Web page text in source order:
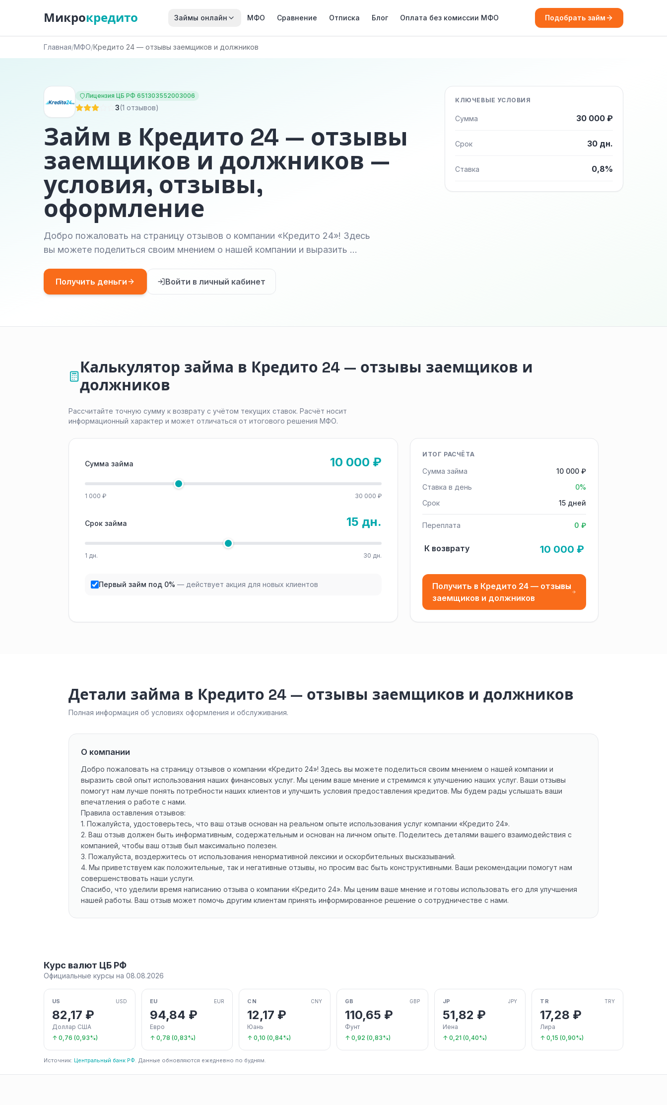
Микрокредито Займы онлайн МФО Сравнение Отписка Блог Оплата без комиссии МФО Подобрать займ
Главная/МФО/Кредито 24 — отзывы заемщиков и должников
Лицензия ЦБ РФ 651303552003006
3(1 отзывов)
Займ в Кредито 24 — отзывы
заемщиков и должников —
условия, отзывы,
оформление
Добро пожаловать на страницу отзывов о компании «Кредито 24»! Здесь
вы можете поделиться своим мнением о нашей компании и выразить …
Получить деньги Войти в личный кабинет
КЛЮЧЕВЫЕ УСЛОВИЯ
Сумма 30 000 ₽
Срок 30 дн.
Ставка 0,8%
Калькулятор займа в Кредито 24 — отзывы заемщиков и
должников
Рассчитайте точную сумму к возврату с учётом текущих ставок. Расчёт носит
информационный характер и может отличаться от итогового решения МФО.
Сумма займа 10 000 ₽
1 000 ₽ 30 000 ₽
Срок займа 15 дн.
1 дн. 30 дн.
Первый займ под 0% — действует акция для новых клиентов
ИТОГ РАСЧЁТА
Сумма займа
10 000 ₽
Ставка в день
0%
Срок
15 дней
Переплата 0 ₽
К возврату 10 000 ₽
Получить в Кредито 24 — отзывы
заемщиков и должников
Детали займа в Кредито 24 — отзывы заемщиков и должников
Полная информация об условиях оформления и обслуживания.
О компании
Добро пожаловать на страницу отзывов о компании «Кредито 24»! Здесь вы можете поделиться своим мнением о нашей компании и
выразить свой опыт использования наших финансовых услуг. Мы ценим ваше мнение и стремимся к улучшению наших услуг. Ваши отзывы
помогут нам лучше понять потребности наших клиентов и улучшить условия предоставления кредитов. Мы будем рады услышать ваши
впечатления о работе с нами.
Правила оставления отзывов:
1. Пожалуйста, удостоверьтесь, что ваш отзыв основан на реальном опыте использования услуг компании «Кредито 24».
2. Ваш отзыв должен быть информативным, содержательным и основан на личном опыте. Поделитесь деталями вашего взаимодействия с
компанией, чтобы ваш отзыв был максимально полезен.
3. Пожалуйста, воздержитесь от использования ненормативной лексики и оскорбительных высказываний.
4. Мы приветствуем как положительные, так и негативные отзывы, но просим вас быть конструктивными. Ваши рекомендации помогут нам
совершенствовать наши услуги.
Спасибо, что уделили время написанию отзыва о компании «Кредито 24». Мы ценим ваше мнение и готовы использовать его для улучшения
нашей работы. Ваш отзыв может помочь другим клиентам принять информированное решение о сотрудничестве с нами.
Курс валют ЦБ РФ
Официальные курсы на 08.08.2026
US USD
82,17 ₽
Доллар США
↑ 0,76 (0,93%)
EU EUR
94,84 ₽
Евро
↑ 0,78 (0,83%)
CN CNY
12,17 ₽
Юань
↑ 0,10 (0,84%)
GB GBP
110,65 ₽
Фунт
↑ 0,92 (0,83%)
JP JPY
51,82 ₽
Иена
↑ 0,21 (0,40%)
TR TRY
17,28 ₽
Лира
↑ 0,15 (0,90%)
Источник: Центральный банк РФ. Данные обновляются ежедневно по будням.